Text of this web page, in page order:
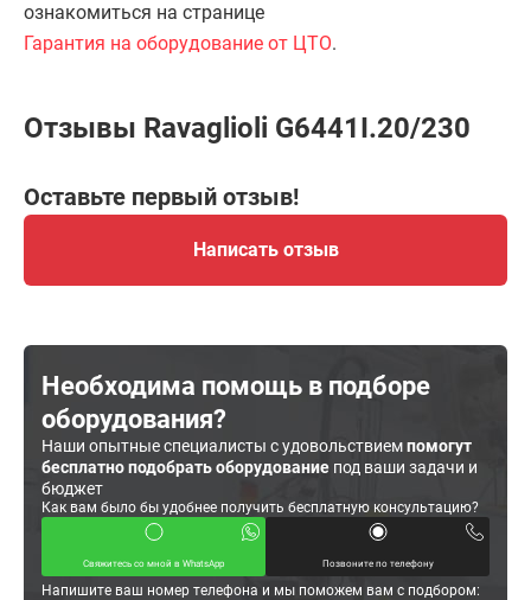
ознакомиться на странице
Гарантия на оборудование от ЦТО.
Отзывы Ravaglioli G6441I.20/230
Оставьте первый отзыв!
Написать отзыв
Необходима помощь в подборе
оборудования?
Наши опытные специалисты с удовольствиемпомогут
бесплатно подобрать оборудование под ваши задачи и
бюджет
Как вам было бы удобнее получить бесплатную консультацию?
Свяжитесь со мной в WhatsApp Позвоните по телефону
Напишите ваш номер телефона и мы поможем вам с подбором: